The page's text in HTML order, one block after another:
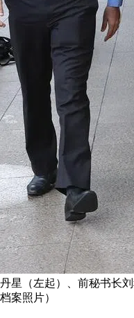
星（左起）、前秘书长
案照片）